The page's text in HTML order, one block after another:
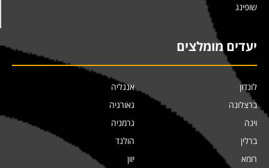
שופינג
יעדים מומלצים
לונדון
ברצלונה
וינה
ברלין
רומא
אנגליה
גאורגיה
גרמניה
הולנד
יוון